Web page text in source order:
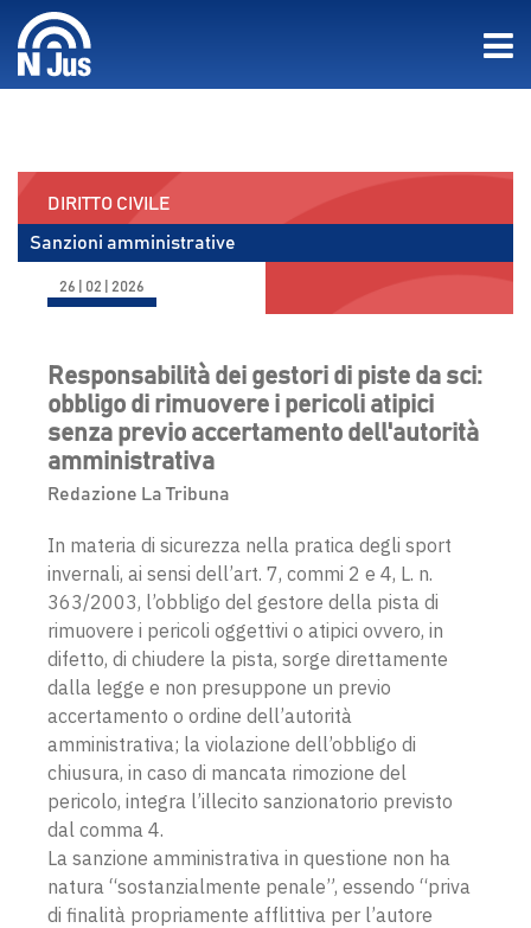
DIRITTO CIVILE
Sanzioni amministrative
26 | 02 | 2026
Responsabilità dei gestori di piste da sci:
obbligo di rimuovere i pericoli atipici
senza previo accertamento dell'autorità
amministrativa
Redazione La Tribuna
In materia di sicurezza nella pratica degli sport
invernali, ai sensi dell’art. 7, commi 2 e 4, L. n.
363/2003, l’obbligo del gestore della pista di
rimuovere i pericoli oggettivi o atipici ovvero, in
difetto, di chiudere la pista, sorge direttamente
dalla legge e non presuppone un previo
accertamento o ordine dell’autorità
amministrativa; la violazione dell’obbligo di
chiusura, in caso di mancata rimozione del
pericolo, integra l’illecito sanzionatorio previsto
dal comma 4.
La sanzione amministrativa in questione non ha
natura “sostanzialmente penale”, essendo “priva
di finalità propriamente afflittiva per l’autore